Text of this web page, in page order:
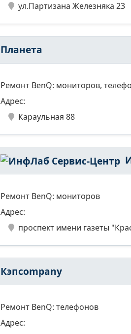
ул.Партизана Железняка 23
Планета
Ремонт BenQ: мониторов,
Адрес:
Караульная 88
Ремонт BenQ: мониторов
Адрес:
проспект имени газеты
Кэпcompany
Ремонт BenQ: телефонов
Адрес: